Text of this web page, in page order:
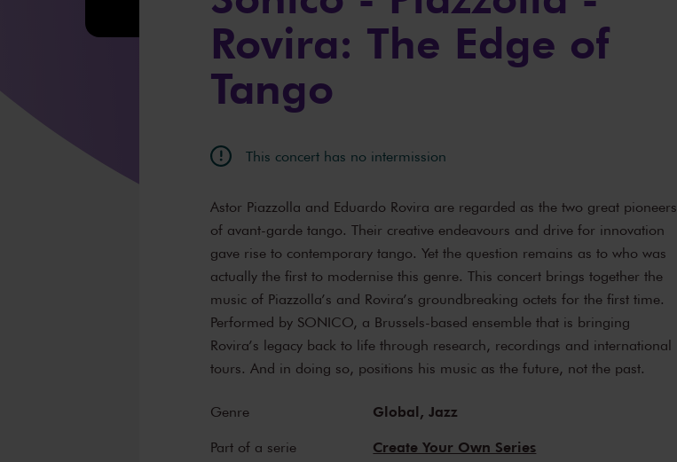
Rovira: The Edge of
Tango
This concert has no intermission
Astor Piazzolla and Eduardo Rovira are regarded as the two great pioneers
of avant-garde tango. Their creative endeavours and drive for innovation
gave rise to contemporary tango. Yet the question remains as to who was
actually the first to modernise this genre. This concert brings together the
music of Piazzolla’s and Rovira’s groundbreaking octets for the first time.
Performed by SONICO, a Brussels-based ensemble that is bringing
Rovira’s legacy back to life through research, recordings and international
tours. And in doing so, positions his music as the future, not the past.
Genre Global,Jazz
Part of a serie Create Your Own Series